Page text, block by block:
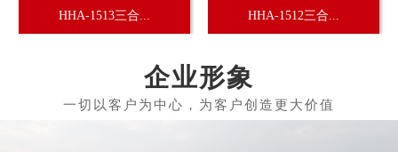
HHA-1513三合... HHA-1512三合...
企业形象